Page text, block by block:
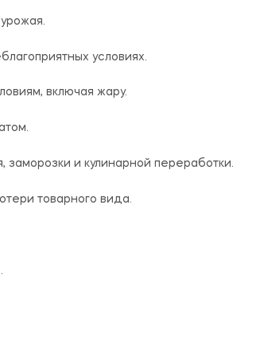
условиях.
включая жару.
заморозки и кулинарной переработки.
товарного вида.